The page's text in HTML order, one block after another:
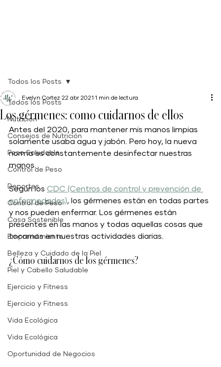
Todos los Posts
Nutrición
Consejos de Nutrición
Peso Saludable
Control de Peso
Deportes
Control de Peso
Casa Sostenible
Emprendimiento
Belleza y Cuidado de la Piel
Piel y Cabello Saludable
Ejercicio y Fitness
Ejercicio y Fitness
Vida Ecológica
Vida Ecológica
Oportunidad de Negocios
Todos los Posts
Los gérmenes: como cuidarnos de ellos
Evelyn Cortez 22 abr 2021 1 min de lectura
Antes del 2020, para mantener mis manos limpias
solamente usaba agua y jabón. Pero hoy, la nueva
norma es constantemente desinfectar nuestras
manos.
Según los CDC (Centros de control y prevención de
enfermedades), los gérmenes están en todas partes
y nos pueden enfermar. Los gérmenes están
presentes en las manos y todas aquellas cosas que
tocamos en nuestras actividades diarias.
¿Cómo cuidarnos de los gérmenes?